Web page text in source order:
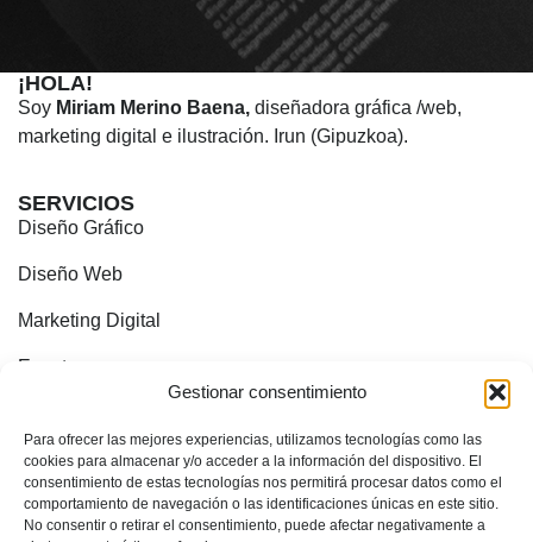
Gestionar consentimiento
Para ofrecer las mejores experiencias, utilizamos tecnologías como las
cookies para almacenar y/o acceder a la información del dispositivo. El
consentimiento de estas tecnologías nos permitirá procesar datos como el
comportamiento de navegación o las identificaciones únicas en este sitio.
No consentir o retirar el consentimiento, puede afectar negativamente a
¡HOLA!
Soy Miriam Merino Baena, diseñadora gráfica /web,
marketing digital e ilustración. Irun (Gipuzkoa).
SERVICIOS
Diseño Gráfico
Diseño Web
Marketing Digital
Eventos
Irun, Gipuzkoa
618 852 096
info@mirimebadesign.com